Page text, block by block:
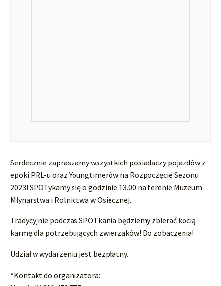
Serdecznie zapraszamy wszystkich posiadaczy pojazdów z
epoki PRL-u oraz Youngtimerów na Rozpoczęcie Sezonu
2023! SPOTykamy się o godzinie 13.00 na terenie Muzeum
Młynarstwa i Rolnictwa w Osiecznej.
Tradycyjnie podczas SPOTkania będziemy zbierać kocią
karmę dla potrzebujących zwierzaków! Do zobaczenia!
Udział w wydarzeniu jest bezpłatny.
*Kontakt do organizatora: